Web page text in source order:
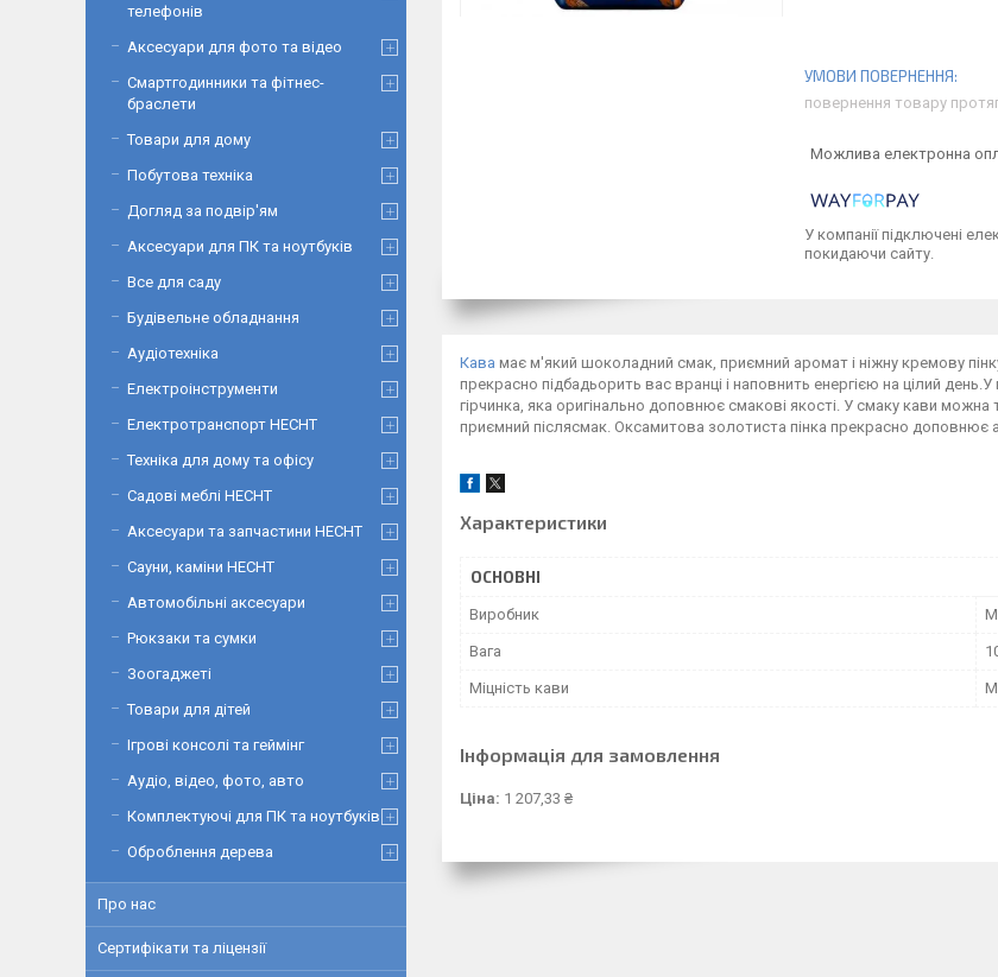
повернення товару
У компанії підключені
покидаючи сайту.
Кава має м'який шоколадний смак, приємний аромат і ніжну кремову
прекрасно підбадьорить вас вранці і наповнить енергією на цілий
гірчинка, яка оригінально доповнює смакові якості. У смаку кави можна
приємний післясмак. Оксамитова золотиста пінка прекрасно доповнює
Характеристики
ОСНОВНІ
Виробник
Вага
Міцність кави
Інформація для замовлення
Ціна: 1 207,33 ₴
телефонів
Аксесуари для фото та відео
Смартгодинники та фітнес-
браслети
Товари для дому
Побутова техніка
Догляд за подвір'ям
Аксесуари для ПК та ноутбуків
Все для саду
Будівельне обладнання
Аудіотехніка
Електроінструменти
Електротранспорт HECHT
Техніка для дому та офісу
Садові меблі HECHT
Аксесуари та запчастини HECHT
Сауни, каміни HECHT
Автомобільні аксесуари
Рюкзаки та сумки
Зоогаджеті
Товари для дітей
Ігрові консолі та геймінг
Аудіо, відео, фото, авто
Комплектуючі для ПК та ноутбуків
Оброблення дерева
Про нас
Сертифікати та ліцензії